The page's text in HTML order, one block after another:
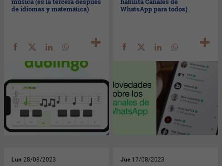
de idiomas y matemática)
WhatsApp para todos)
Lun 28/08/2023 Jue 17/08/2023